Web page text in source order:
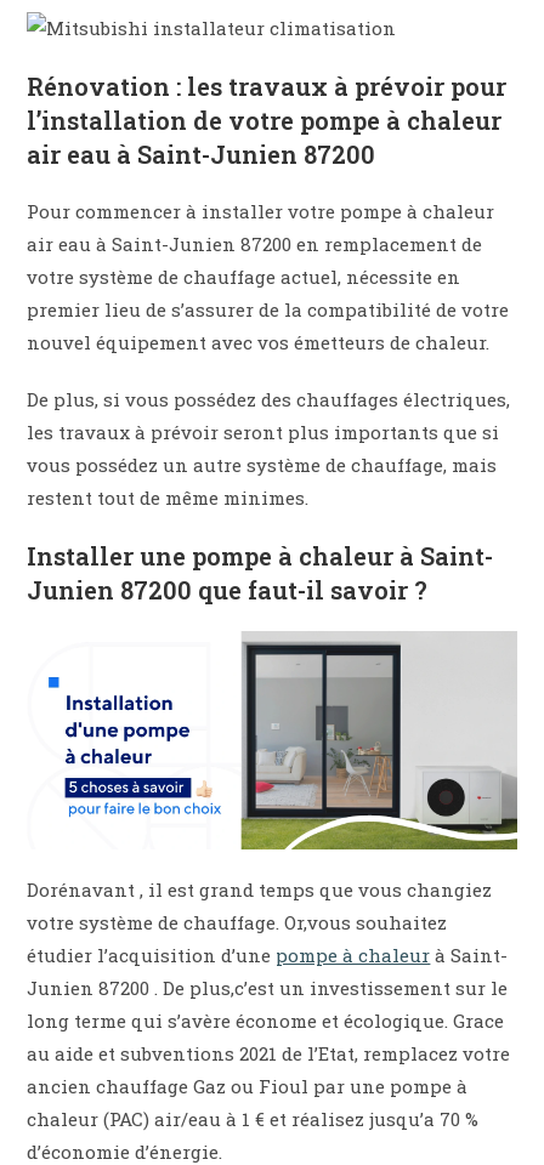
Rénovation : les travaux à prévoir pour
l’installation de votre pompe à chaleur
air eau à Saint-Junien 87200
Pour commencer à installer votre pompe à chaleur
air eau à Saint-Junien 87200 en remplacement de
votre système de chauffage actuel, nécessite en
premier lieu de s’assurer de la compatibilité de votre
nouvel équipement avec vos émetteurs de chaleur.
De plus, si vous possédez des chauffages électriques,
les travaux à prévoir seront plus importants que si
vous possédez un autre système de chauffage, mais
restent tout de même minimes.
Installer une pompe à chaleur à Saint-
Junien 87200 que faut-il savoir ?
Dorénavant , il est grand temps que vous changiez
votre système de chauffage. Or,vous souhaitez
étudier l’acquisition d’une pompe à chaleur à Saint-
Junien 87200 . De plus,c’est un investissement sur le
long terme qui s’avère économe et écologique. Grace
au aide et subventions 2021 de l’Etat, remplacez votre
ancien chauffage Gaz ou Fioul par une pompe à
chaleur (PAC) air/eau à 1 € et réalisez jusqu’a 70 %
d’économie d’énergie.